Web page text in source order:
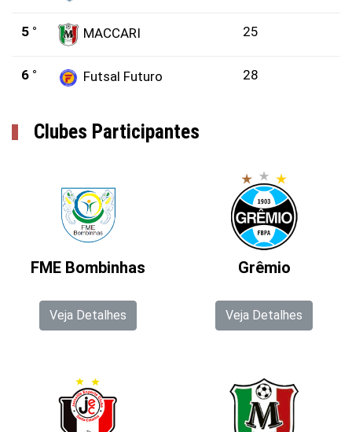
5 ° MACCARI 25
6 ° Futsal Futuro 28
Clubes Participantes
FME Bombinhas
Veja Detalhes
Grêmio
Veja Detalhes